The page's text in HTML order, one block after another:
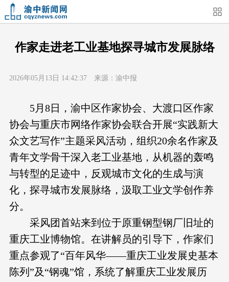
首页 媒体关注 今日头条 热点新闻
渝中新闻 特别关注 部门动态
企业信息 吃在渝中 住在渝中 行在渝中
形象片 短视频 荟睛彩 直播回看
作家走进老工业基地探寻城市发展脉络
2026年05月13日 14:42:37 来源：渝中报
5月8日，渝中区作家协会、大渡口区作家
协会与重庆市网络作家协会联合开展“实践新大
众文艺写作”主题采风活动，组织20余名作家及
青年文学骨干深入老工业基地，从机器的轰鸣
与转型的足迹中，反观城市文化的生成与演
化，探寻城市发展脉络，汲取工业文学创作养
分。
采风团首站来到位于原重钢型钢厂旧址的
重庆工业博物馆。在讲解员的引导下，作家们
重点参观了“百年风华——重庆工业发展史基本
陈列”及“钢魂”馆，系统了解重庆工业发展历